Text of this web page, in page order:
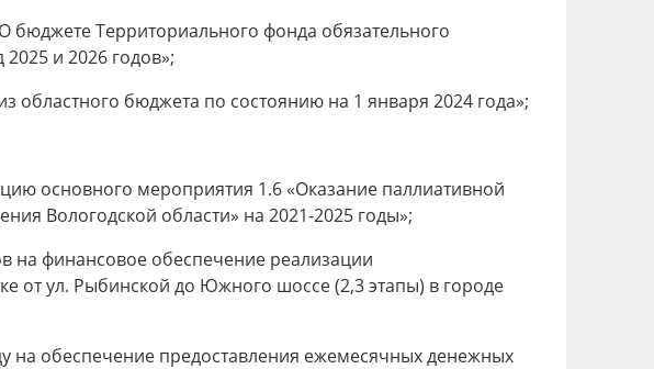
бюджете Территориального фонда обязательного
и 2026 годов»;
бюджета по состоянию на 1 января 2024 года»;
основного мероприятия 1.6 «Оказание паллиативной
Вологодской области» на 2021-2025 годы»;
на финансовое обеспечение реализации
от ул. Рыбинской до Южного шоссе (2,3 этапы) в городе
на обеспечение предоставления ежемесячных денежных